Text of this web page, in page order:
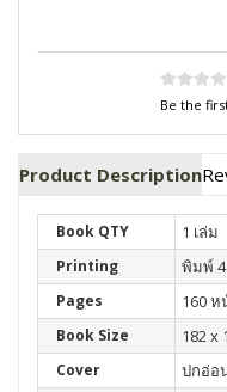
Be the
Product Description
Book QTY 1 เล่ม
Printing พิมพ์
Pages 160 ห
Book Size 182 x
Cover ปกอ่อ